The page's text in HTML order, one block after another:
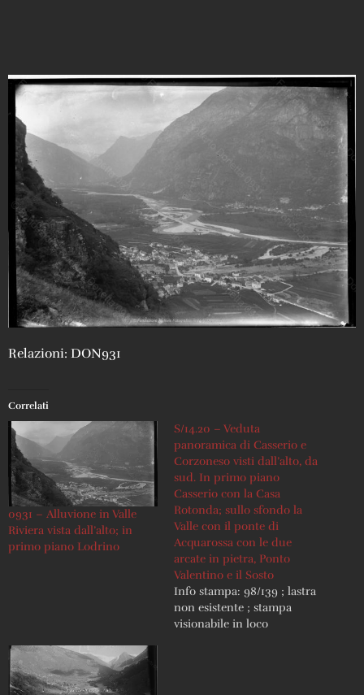
Relazioni: DON931
Correlati
0931 – Alluvione in Valle
Riviera vista dall’alto; in
primo piano Lodrino
S/14.20 – Veduta
panoramica di Casserio e
Corzoneso visti dall’alto, da
sud. In primo piano
Casserio con la Casa
Rotonda; sullo sfondo la
Valle con il ponte di
Acquarossa con le due
arcate in pietra, Ponto
Valentino e il Sosto
Info stampa: 98/139 ; lastra
non esistente ; stampa
visionabile in loco